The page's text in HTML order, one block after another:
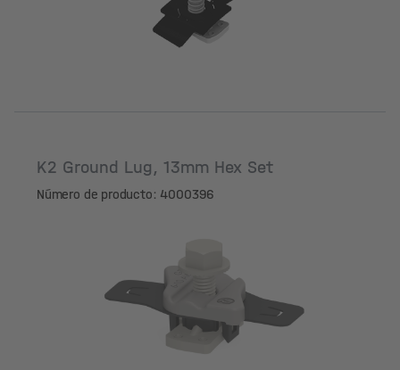
K2 Ground Lug, 13mm Hex Set
Número de producto: 4000396